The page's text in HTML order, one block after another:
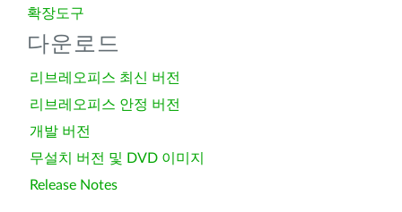
확장도구
다운로드
리브레오피스 최신 버전
리브레오피스 안정 버전
개발 버전
무설치 버전 및 DVD 이미지
Release Notes